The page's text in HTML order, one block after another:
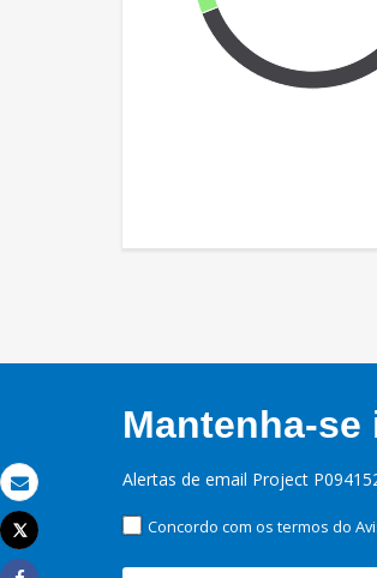
Email
Imprimir
Tweet
Mantenha-
Alertas de email Project
Concordo com os termos do